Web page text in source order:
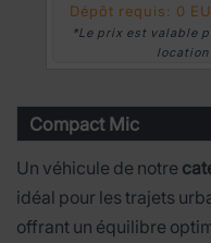
Dépôt requis: 0
*Le prix est valable
location
Compact Mic
Un véhicule de notre
idéal pour les trajets
offrant un équilibre